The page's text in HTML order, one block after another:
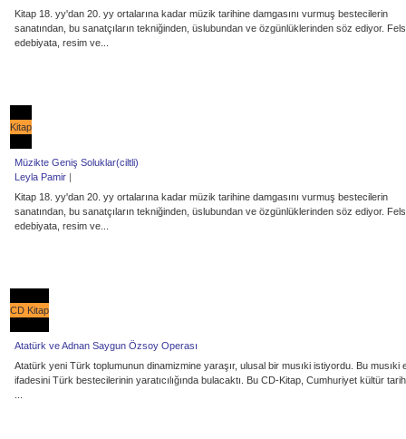
Kitap 18. yy'dan 20. yy ortalarına kadar müzik tarihine damgasını vurmuş bestecilerin
sanatından, bu sanatçıların tekniğinden, üslubundan ve özgünlüklerinden söz ediyor.
edebiyata, resim ve...
Kitap
Müzikte Geniş Soluklar(ciltli)
Leyla Pamir |
Kitap 18. yy'dan 20. yy ortalarına kadar müzik tarihine damgasını vurmuş bestecilerin
sanatından, bu sanatçıların tekniğinden, üslubundan ve özgünlüklerinden söz ediyor.
edebiyata, resim ve...
CD Kitap
Atatürk ve Adnan Saygun Özsoy Operası
Atatürk yeni Türk toplumunun dinamizmine yaraşır, ulusal bir musıki istiyordu. Bu musıki
ifadesini Türk bestecilerinin yaratıcılığında bulacaktı. Bu CD-Kitap, Cumhuriyet kültür